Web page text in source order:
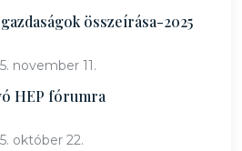
összeírása-2025
november 11.
HEP fórumra
október 22.